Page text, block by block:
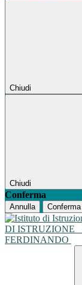
Chiudi
Chiudi
Conferma
Annulla Conferma
DI ISTRUZIONE
FERDINANDO